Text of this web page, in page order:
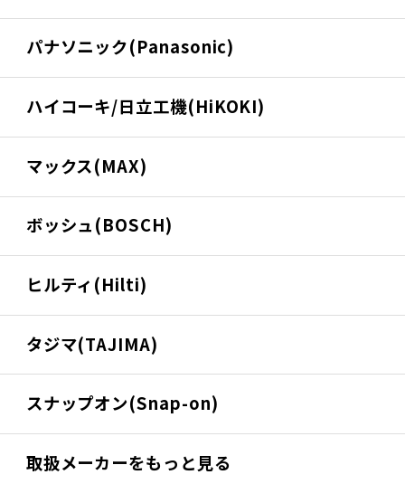
パナソニック(Panasonic)
ハイコーキ/日立工機(HiKOKI)
マックス(MAX)
ボッシュ(BOSCH)
ヒルティ(Hilti)
タジマ(TAJIMA)
スナップオン(Snap-on)
取扱メーカーをもっと見る